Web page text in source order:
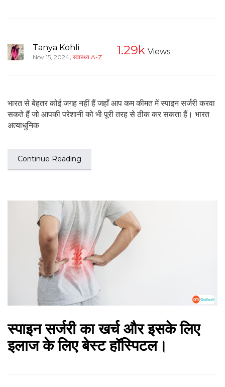
Tanya Kohli
Nov 15, 2024, स्वास्थ्य A-Z 1.29k Views
भारत से बेहतर कोई जगह नहीं हैं जहाँ आप कम कीमत में स्पाइन सर्जरी करवा
सकते हैं जो आपकी परेशानी को भी पूरी तरह से ठीक कर सकता हैं। भारत
अत्याधुनिक
Continue Reading
स्पाइन सर्जरी का खर्च और इसके लिए
इलाज के लिए बेस्ट हॉस्पिटल।